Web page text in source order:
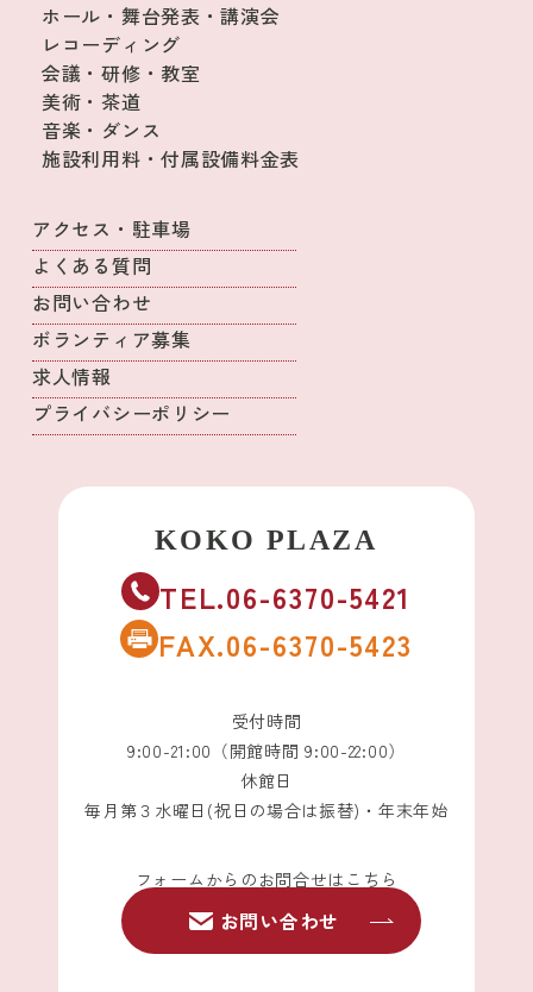
ホール・舞台発表・講演会
レコーディング
会議・研修・教室
美術・茶道
音楽・ダンス
施設利用料・付属設備料金表
アクセス・駐車場
よくある質問
お問い合わせ
ボランティア募集
求人情報
プライバシーポリシー
TEL.06-6370-5421
FAX.06-6370-5423
受付時間
9:00-21:00（開館時間 9:00-22:00）
休館日
毎月第３水曜日(祝日の場合は振替)・年末年始
フォームからのお問合せはこちら
お問い合わせ